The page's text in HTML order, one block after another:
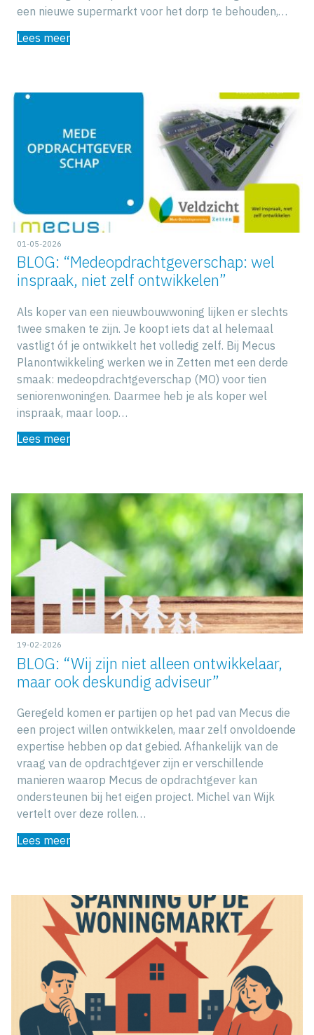
een nieuwe supermarkt voor het dorp te behouden,…
Lees meer
01-05-2026
BLOG: “Medeopdrachtgeverschap: wel
inspraak, niet zelf ontwikkelen”
Als koper van een nieuwbouwwoning lijken er slechts
twee smaken te zijn. Je koopt iets dat al helemaal
vastligt óf je ontwikkelt het volledig zelf. Bij Mecus
Planontwikkeling werken we in Zetten met een derde
smaak: medeopdrachtgeverschap (MO) voor tien
seniorenwoningen. Daarmee heb je als koper wel
inspraak, maar loop…
Lees meer
19-02-2026
BLOG: “Wij zijn niet alleen ontwikkelaar,
maar ook deskundig adviseur”
Geregeld komen er partijen op het pad van Mecus die
een project willen ontwikkelen, maar zelf onvoldoende
expertise hebben op dat gebied. Afhankelijk van de
vraag van de opdrachtgever zijn er verschillende
manieren waarop Mecus de opdrachtgever kan
ondersteunen bij het eigen project. Michel van Wijk
vertelt over deze rollen…
Lees meer